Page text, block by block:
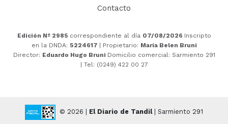
Contacto
Edición Nº 2985 correspondiente al día 07/08/2026 Inscripto
en la DNDA: 5224617 | Propietario: María Belen Bruni
Director: Eduardo Hugo Bruni Domicilio comercial: Sarmiento 291
| Tel: (0249) 422 00 27
© 2026 | El Diario de Tandil| Sarmiento 291